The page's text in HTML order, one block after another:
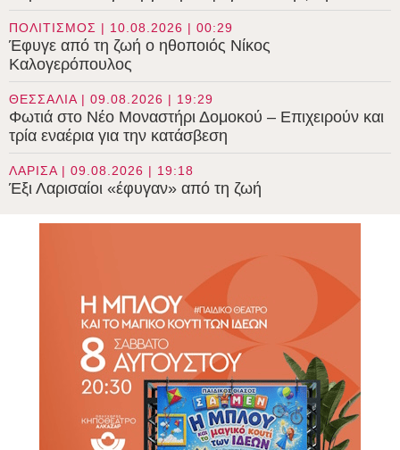
ΠΟΛΙΤΙΣΜΟΣ | 10.08.2026 | 00:29
Έφυγε από τη ζωή ο ηθοποιός Νίκος
Καλογερόπουλος
ΘΕΣΣΑΛΙΑ | 09.08.2026 | 19:29
Φωτιά στο Νέο Μοναστήρι Δομοκού – Επιχειρούν και
τρία εναέρια για την κατάσβεση
ΛΑΡΙΣΑ | 09.08.2026 | 19:18
Έξι Λαρισαίοι «έφυγαν» από τη ζωή